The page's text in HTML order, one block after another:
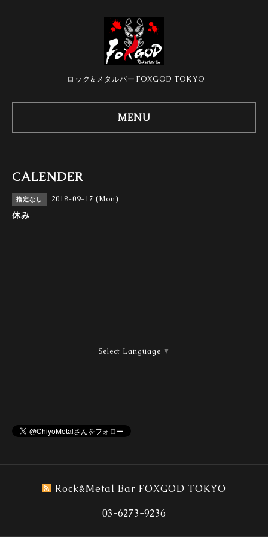
ロック&メタルバーFOXGOD TOKYO
MENU
CALENDER
指定なし 2018-09-17 (Mon)
休み
Select Language ▼
Rock&Metal Bar FOXGOD TOKYO
03-6273-9236